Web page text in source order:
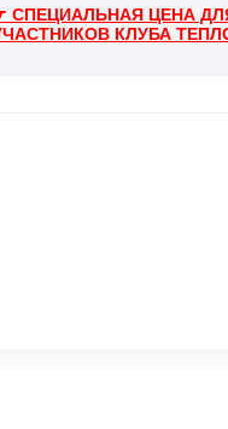
СПЕЦИАЛЬНАЯ ЦЕНА
КЛУБА